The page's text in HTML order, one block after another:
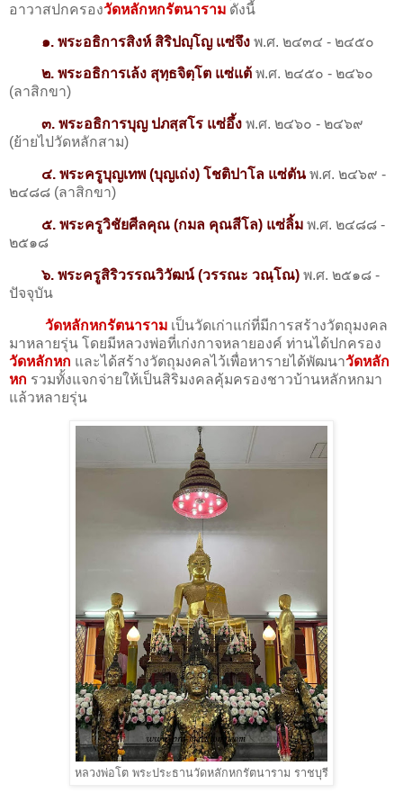
อาวาสปกครองวัดหลักหกรัตนาราม ดังนี้
๑. พระอธิการสิงห์ สิริปญฺโญ แซ่จึง พ.ศ. ๒๔๓๔ - ๒๔๕๐
๒. พระอธิการเล้ง สุทฺธจิตฺโต แซ่แต้ พ.ศ. ๒๔๕๐ - ๒๔๖๐
(ลาสิกขา)
๓. พระอธิการบุญ ปภสฺสโร แซ่อึ้ง พ.ศ. ๒๔๖๐ - ๒๔๖๙
(ย้ายไปวัดหลักสาม)
๔. พระครูบุญเทพ (บุญเถ่ง) โชติปาโล แซ่ตัน พ.ศ. ๒๔๖๙ -
๒๔๘๘ (ลาสิกขา)
๕. พระครูวิชัยศีลคุณ (กมล คุณสีโล) แซ่ลิ้ม พ.ศ. ๒๔๘๘ -
๒๕๑๘
๖. พระครูสิริวรรณวิวัฒน์ (วรรณะ วณฺโณ) พ.ศ. ๒๕๑๘ -
ปัจจุบัน
วัดหลักหกรัตนาราม เป็นวัดเก่าแก่ที่มีการสร้างวัตถุมงคล
มาหลายรุ่น โดยมีหลวงพ่อที่เก่งกาจหลายองค์ ท่านได้ปกครอง
วัดหลักหก และได้สร้างวัตถุมงคลไว้เพื่อหารายได้พัฒนาวัดหลัก
หก รวมทั้งแจกจ่ายให้เป็นสิริมงคลคุ้มครองชาวบ้านหลักหกมา
แล้วหลายรุ่น
หลวงพ่อโต พระประธานวัดหลักหกรัตนาราม ราชบุรี